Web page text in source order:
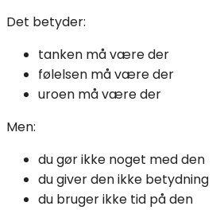
Det betyder:
tanken må være der
følelsen må være der
uroen må være der
Men:
du gør ikke noget med den
du giver den ikke betydning
du bruger ikke tid på den